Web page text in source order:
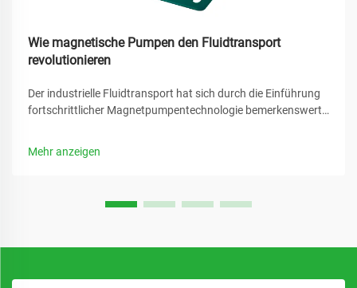
Wie magnetische Pumpen den Fluidtransport
revolutionieren
Der industrielle Fluidtransport hat sich durch die Einführung
fortschrittlicher Magnetpumpentechnologie bemerkenswert
Pumpsysteme beseitigt und bieten...
Mehr anzeigen